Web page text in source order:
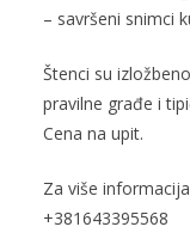
– savršeni snimci
Štenci su
pravilne građe i
Cena na upit.
Za više
+381643395568